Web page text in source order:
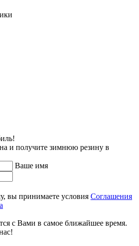
и получите зимнюю резину в
Ваше имя
вы принимаете условия Соглашения
с Вами в самое ближайшее время.